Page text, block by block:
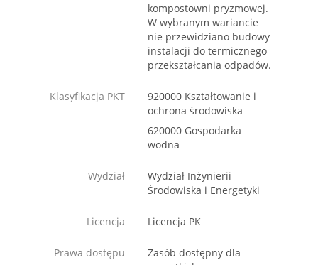
kompostowni pryzmowej.
W wybranym wariancie
nie przewidziano budowy
instalacji do termicznego
przekształcania odpadów.
Klasyfikacja PKT
920000 Kształtowanie i
ochrona środowiska
620000 Gospodarka
wodna
Wydział
Wydział Inżynierii
Środowiska i Energetyki
Licencja Licencja PK
Prawa dostępu
Zasób dostępny dla